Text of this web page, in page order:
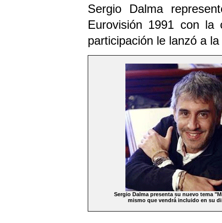
Sergio Dalma
Eurovisión 1991 con la
participación le lanzó a
Sergio Dalma presenta su nuevo tema
mismo que vendrá incluido en su